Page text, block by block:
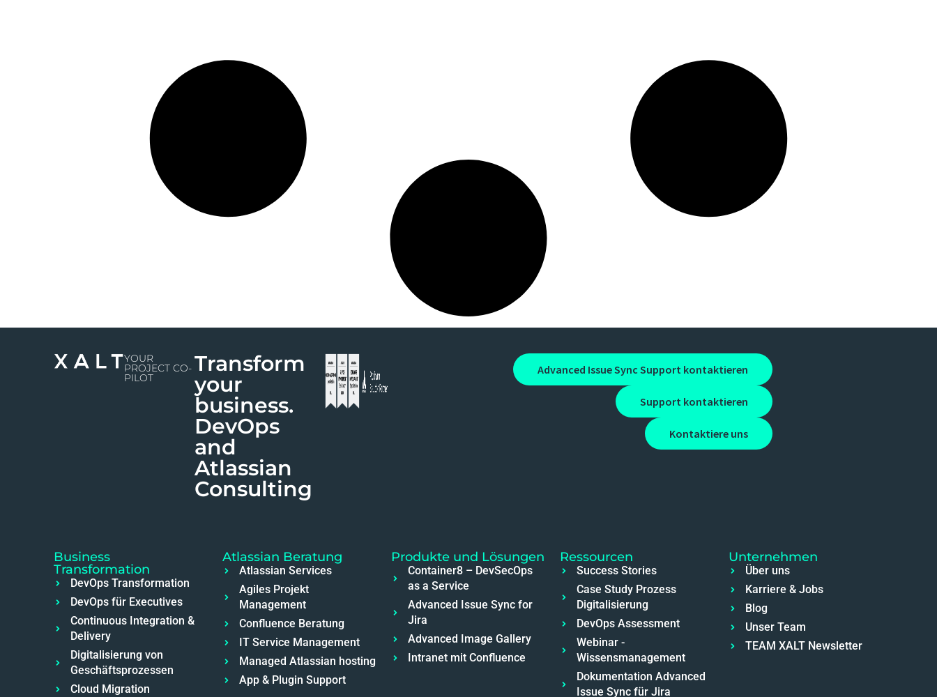
YOUR
PROJECT CO-
PILOT
Transform
your
business.
DevOps
and
Atlassian
Consulting
Advanced Issue Sync Support kontaktieren
Support kontaktieren
Kontaktiere uns
Business
Transformation
DevOps Transformation
DevOps für Executives
Continuous Integration &
Delivery
Digitalisierung von
Geschäftsprozessen
Cloud Migration
Atlassian Beratung
Atlassian Services
Agiles Projekt
Management
Confluence Beratung
IT Service Management
Managed Atlassian hosting
App & Plugin Support
Produkte und Lösungen
Container8 – DevSecOps
as a Service
Advanced Issue Sync for
Jira
Advanced Image Gallery
Intranet mit Confluence
Ressourcen
Success Stories
Case Study Prozess
Digitalisierung
DevOps Assessment
Webinar -
Wissensmanagement
Dokumentation Advanced
Issue Sync für Jira
Unternehmen
Über uns
Karriere & Jobs
Blog
Unser Team
TEAM XALT Newsletter